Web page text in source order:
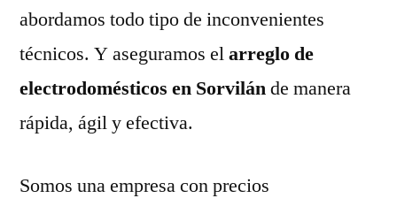
abordamos todo tipo de inconvenientes
técnicos. Y aseguramos elarreglo de
electrodomésticos en Sorvilánde manera
rápida, ágil y efectiva.
Somos una empresa con precios